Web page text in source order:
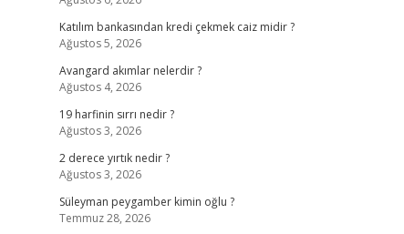
Katılım bankasından kredi çekmek caiz midir ?
Ağustos 5, 2026
Avangard akımlar nelerdir ?
Ağustos 4, 2026
19 harfinin sırrı nedir ?
Ağustos 3, 2026
2 derece yırtık nedir ?
Ağustos 3, 2026
Süleyman peygamber kimin oğlu ?
Temmuz 28, 2026